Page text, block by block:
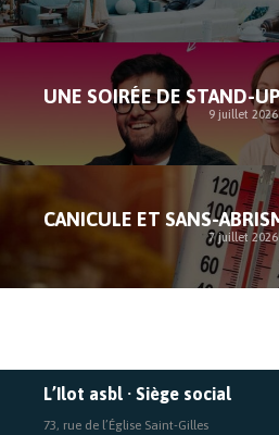
9 juillet 2026
7 juillet 2026
L’Ilot asbl · Siège social
73, rue de l’Église Saint-Gilles